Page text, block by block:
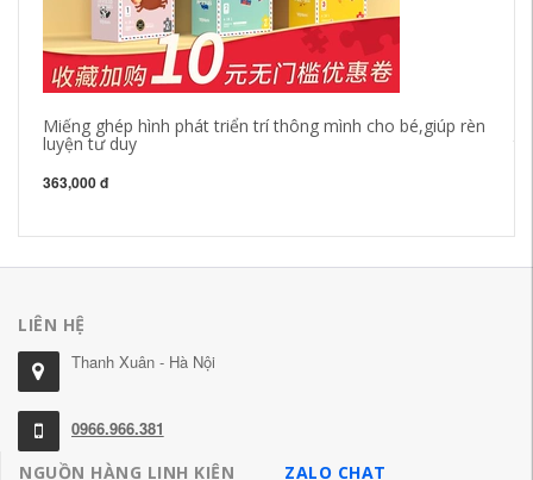
Miếng ghép hình phát triển trí thông mình cho bé,giúp rèn
luyện tư duy
363,000 đ
LIÊN HỆ
Thanh Xuân - Hà Nội
0966.966.381
NGUỒN HÀNG LINH KIỆN
ZALO CHAT